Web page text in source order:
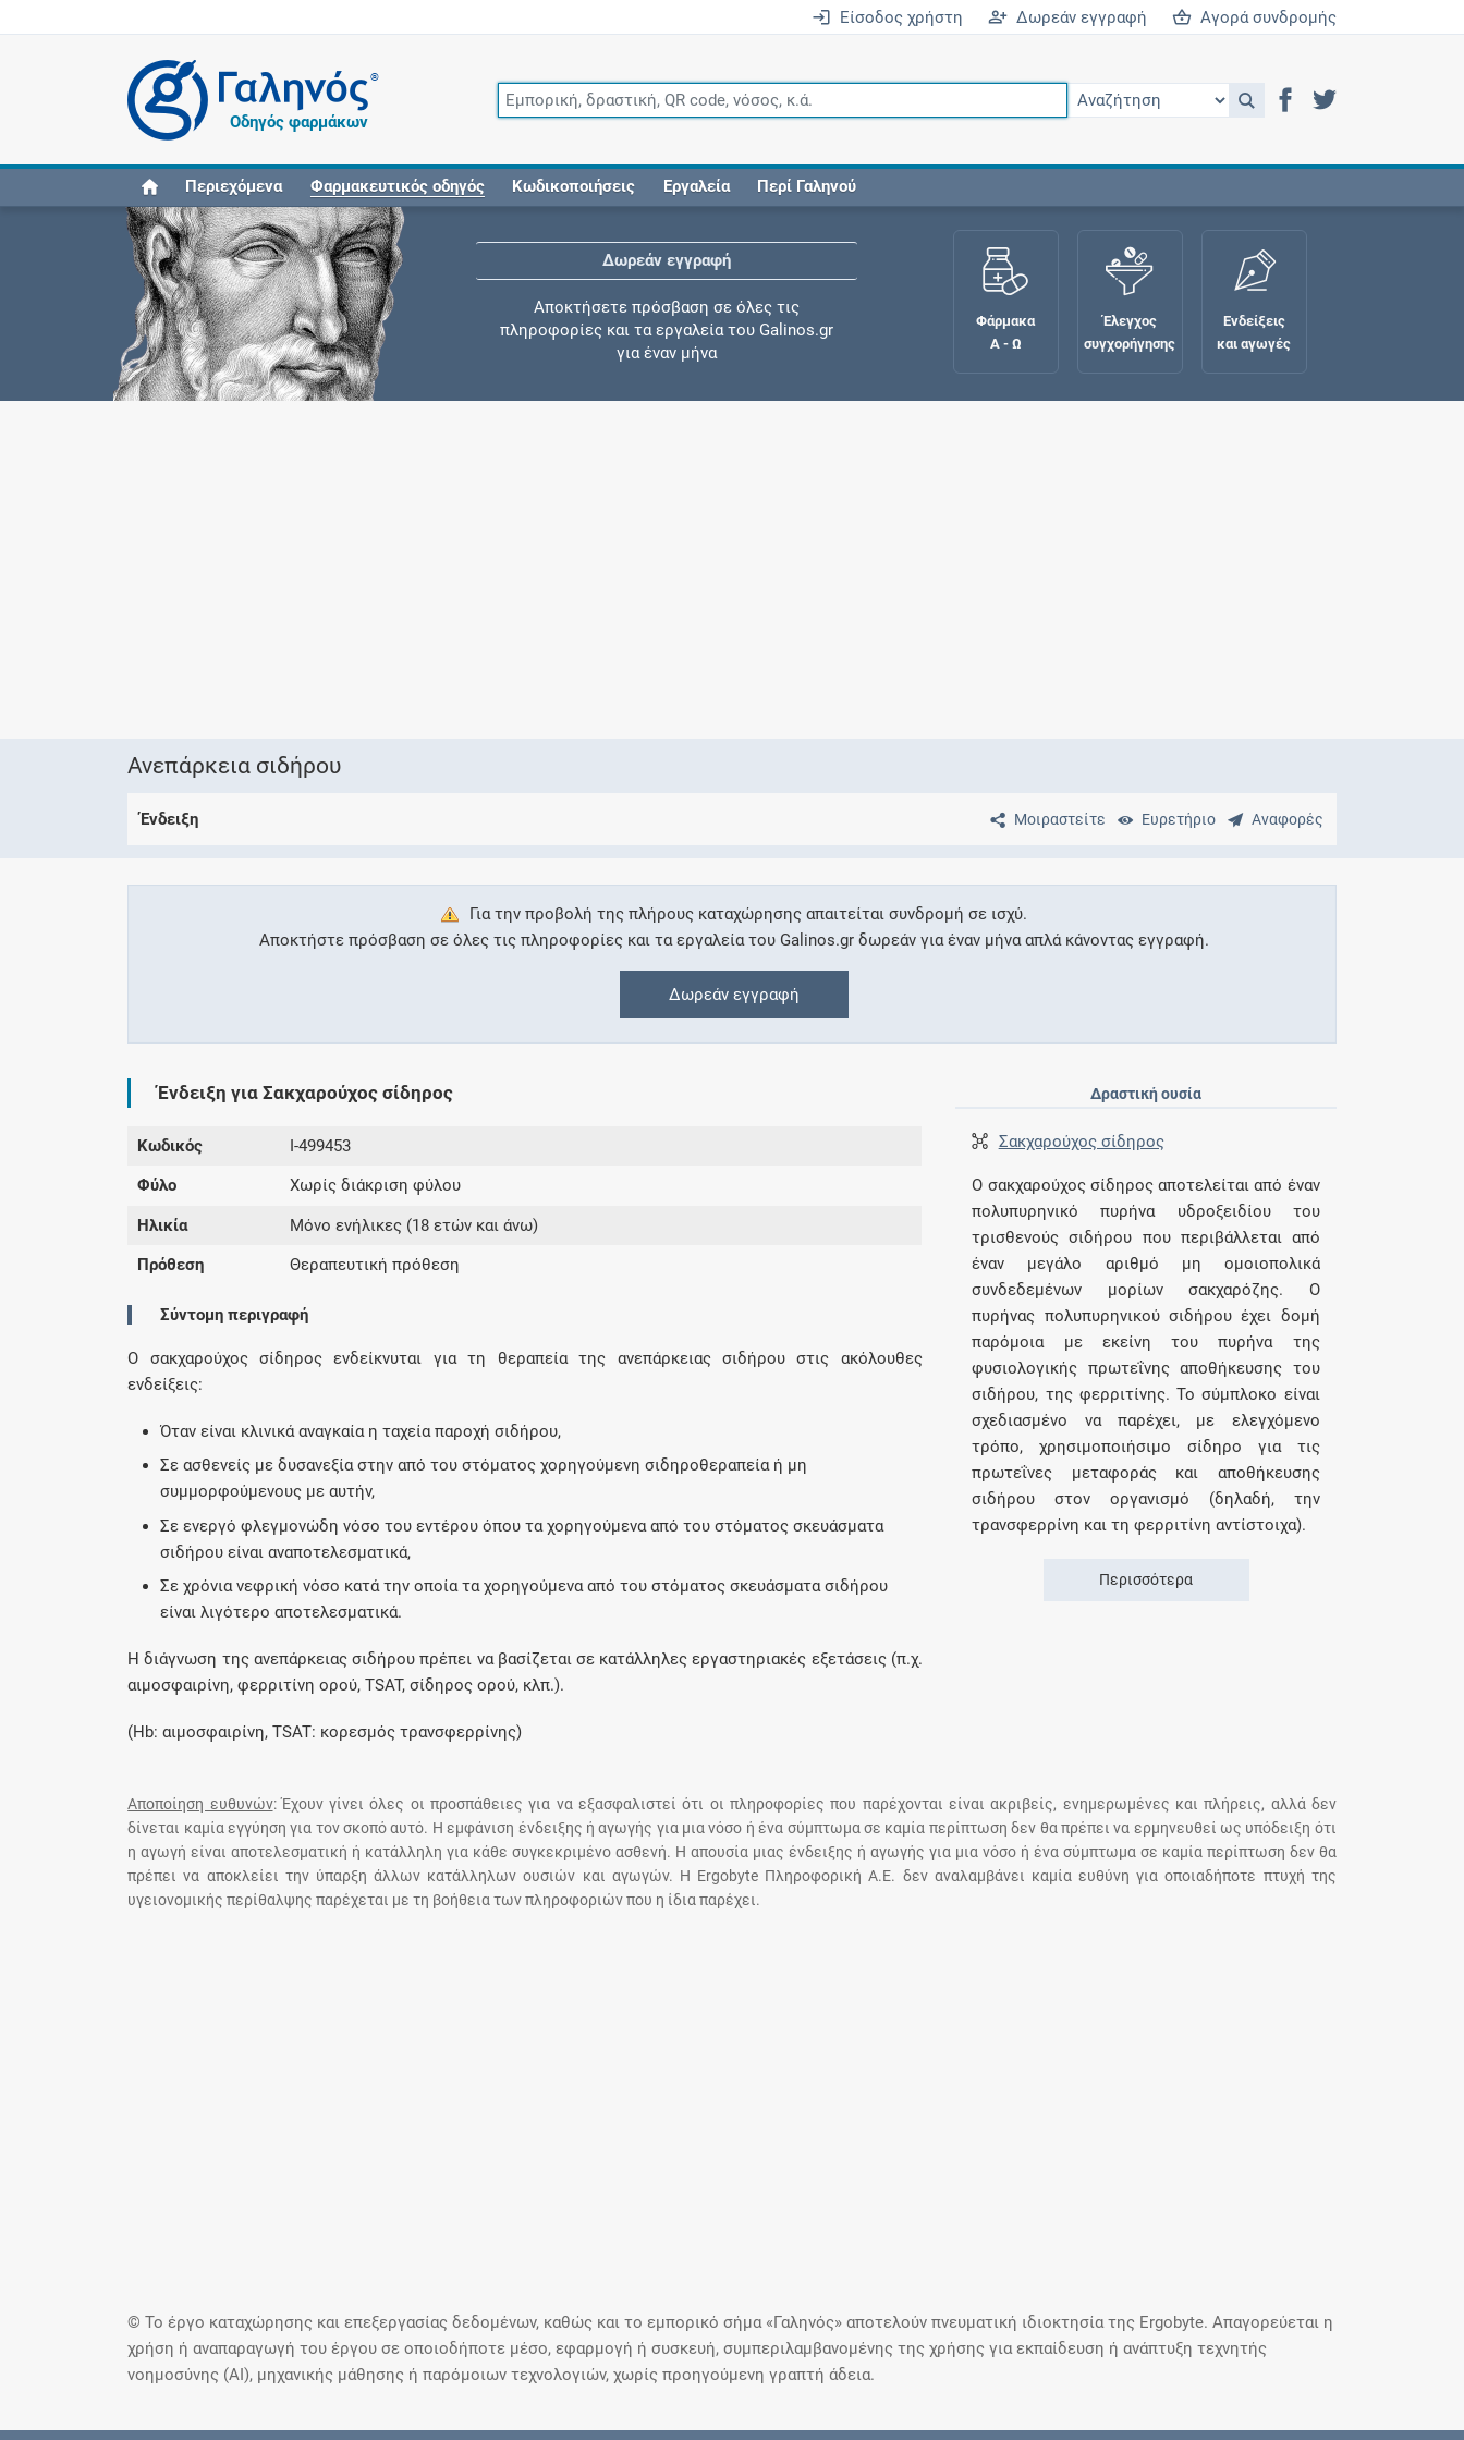
Είσοδος χρήστη Δωρεάν εγγραφή Αγορά συνδρομής
®
Οδηγός φαρμάκων
Περιεχόμενα Φαρμακευτικός οδηγός Κωδικοποιήσεις Εργαλεία Περί Γαληνού
Δωρεάν εγγραφή
Αποκτήσετε πρόσβαση σε όλες τις
πληροφορίες και τα εργαλεία του Galinos.gr
για έναν μήνα
ενός φαρμάκου κατά τη διάρκεια της
εγκυμοσύνης ή του θηλασμού
Συνδρομές
σήμερα
Φάρμακα
Α - Ω
Έλεγχος
συγχορήγησης
Ενδείξεις
και αγωγές
Ανεπάρκεια σιδήρου
Μοιραστείτε Ευρετήριο Αναφορές
Ένδειξη
Για την προβολή της πλήρους καταχώρησης απαιτείται συνδρομή σε ισχύ.
Αποκτήστε πρόσβαση σε όλες τις πληροφορίες και τα εργαλεία του Galinos.gr δωρεάν για έναν μήνα απλά κάνοντας εγγραφή.
Δωρεάν εγγραφή
Ένδειξη για Σακχαρούχος σίδηρος
Κωδικός I-499453
Φύλο Χωρίς διάκριση φύλου
Ηλικία Μόνο ενήλικες (18 ετών και άνω)
Πρόθεση Θεραπευτική πρόθεση
Σύντομη περιγραφή
Ο σακχαρούχος σίδηρος ενδείκνυται για τη θεραπεία της ανεπάρκειας σιδήρου στις ακόλουθες
ενδείξεις:
Όταν είναι κλινικά αναγκαία η ταχεία παροχή σιδήρου,
Σε ασθενείς με δυσανεξία στην από του στόματος χορηγούμενη σιδηροθεραπεία ή μη
συμμορφούμενους με αυτήν,
Σε ενεργό φλεγμονώδη νόσο του εντέρου όπου τα χορηγούμενα από του στόματος σκευάσματα
σιδήρου είναι αναποτελεσματικά,
Σε χρόνια νεφρική νόσο κατά την οποία τα χορηγούμενα από του στόματος σκευάσματα σιδήρου
είναι λιγότερο αποτελεσματικά.
H διάγνωση της ανεπάρκειας σιδήρου πρέπει να βασίζεται σε κατάλληλες εργαστηριακές εξετάσεις (π.χ.
αιμοσφαιρίνη, φερριτίνη ορού, TSAT, σίδηρος ορoύ, κλπ.).
(Hb: αιμοσφαιρίνη, TSAT: κορεσμός τρανσφερρίνης)
Δραστική ουσία
Σακχαρούχος σίδηρος
Ο σακχαρούχος σίδηρος αποτελείται από έναν
πολυπυρηνικό πυρήνα υδροξειδίου του
τρισθενούς σιδήρου που περιβάλλεται από
έναν μεγάλο αριθμό μη ομοιοπολικά
συνδεδεμένων μορίων σακχαρόζης. Ο
πυρήνας πολυπυρηνικού σιδήρου έχει δομή
παρόμοια με εκείνη του πυρήνα της
φυσιολογικής πρωτεΐνης αποθήκευσης του
σιδήρου, της φερριτίνης. Το σύμπλοκο είναι
σχεδιασμένο να παρέχει, με ελεγχόμενο
τρόπο, χρησιμοποιήσιμο σίδηρο για τις
πρωτεΐνες μεταφοράς και αποθήκευσης
σιδήρου στον οργανισμό (δηλαδή, την
τρανσφερρίνη και τη φερριτίνη αντίστοιχα).
Περισσότερα
Αποποίηση ευθυνών: Έχουν γίνει όλες οι προσπάθειες για να εξασφαλιστεί ότι οι πληροφορίες που παρέχονται είναι ακριβείς, ενημερωμένες και πλήρεις, αλλά δεν
δίνεται καμία εγγύηση για τον σκοπό αυτό. Η εμφάνιση ένδειξης ή αγωγής για μια νόσο ή ένα σύμπτωμα σε καμία περίπτωση δεν θα πρέπει να ερμηνευθεί ως υπόδειξη ότι
η αγωγή είναι αποτελεσματική ή κατάλληλη για κάθε συγκεκριμένο ασθενή. Η απουσία μιας ένδειξης ή αγωγής για μια νόσο ή ένα σύμπτωμα σε καμία περίπτωση δεν θα
πρέπει να αποκλείει την ύπαρξη άλλων κατάλληλων ουσιών και αγωγών. Η Ergobyte Πληροφορική Α.Ε. δεν αναλαμβάνει καμία ευθύνη για οποιαδήποτε πτυχή της
υγειονομικής περίθαλψης παρέχεται με τη βοήθεια των πληροφοριών που η ίδια παρέχει.
© Το έργο καταχώρησης και επεξεργασίας δεδομένων, καθώς και το εμπορικό σήμα «Γαληνός» αποτελούν πνευματική ιδιοκτησία της Ergobyte. Απαγορεύεται η
χρήση ή αναπαραγωγή του έργου σε οποιοδήποτε μέσο, εφαρμογή ή συσκευή, συμπεριλαμβανομένης της χρήσης για εκπαίδευση ή ανάπτυξη τεχνητής
νοημοσύνης (AI), μηχανικής μάθησης ή παρόμοιων τεχνολογιών, χωρίς προηγούμενη γραπτή άδεια.